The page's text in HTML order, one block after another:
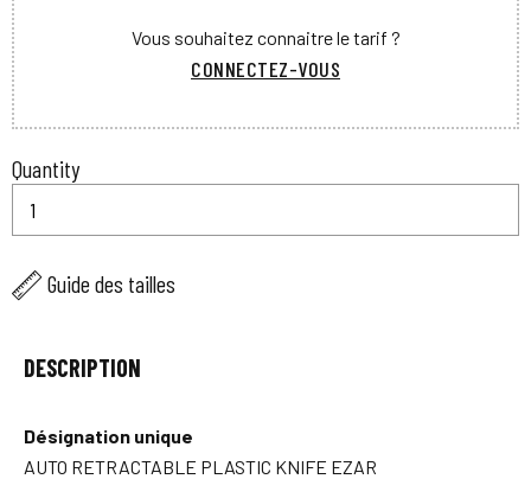
Vous souhaitez connaitre le tarif ?
CONNECTEZ-VOUS
Quantity
Guide des tailles
DESCRIPTION
Désignation unique
AUTO RETRACTABLE PLASTIC KNIFE EZAR